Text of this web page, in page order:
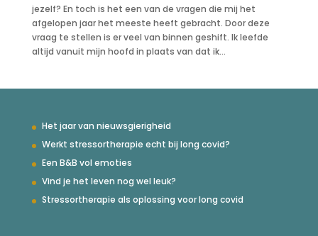
jezelf? En toch is het een van de vragen die mij het
afgelopen jaar het meeste heeft gebracht. Door deze
vraag te stellen is er veel van binnen geshift. Ik leefde
altijd vanuit mijn hoofd in plaats van dat ik...
Het jaar van nieuwsgierigheid
Werkt stressortherapie echt bij long covid?
Een B&B vol emoties
Vind je het leven nog wel leuk?
Stressortherapie als oplossing voor long covid